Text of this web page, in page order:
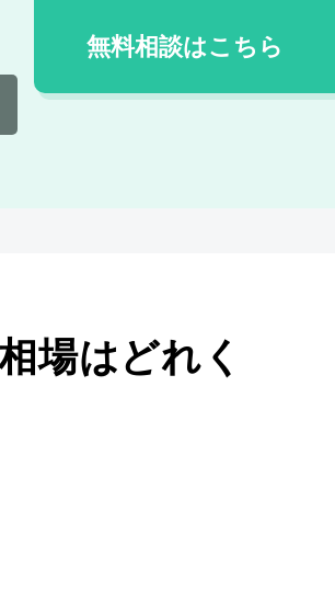
無料相談はこちら
場はどれく